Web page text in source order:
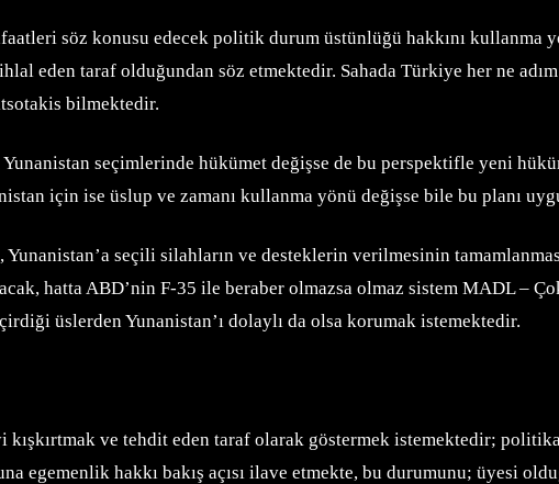
söz konusu edecek politik durum üstünlüğü hakkını
eden taraf olduğundan söz etmektedir. Sahada Türkiye her ne
bilmektedir.
seçimlerinde hükümet değişse de bu perspektifle yeni
için ise üslup ve zamanı kullanma yönü değişse bile bu planı
seçili silahların ve desteklerin verilmesinin
hatta ABD’nin F-35 ile beraber olmazsa olmaz sistem MADL –
üslerden Yunanistan’ı dolaylı da olsa korumak istemektedir.
ve tehdit eden taraf olarak göstermek istemektedir;
egemenlik hakkı bakış açısı ilave etmekte, bu durumunu; üyesi